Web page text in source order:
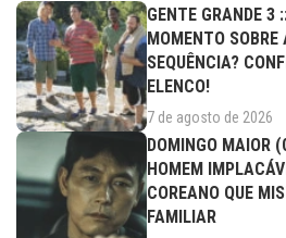
GENTE GRANDE 3
MOMENTO
SEQUÊNCIA?
ELENCO!
7 de agosto de 2026
DOMINGO MAIOR
HOMEM
COREANO QUE
FAMILIAR